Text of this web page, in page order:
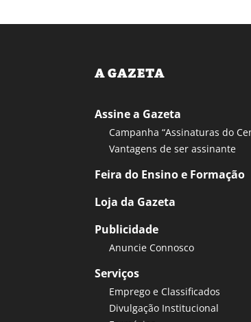
A GAZETA
Assine a Gazeta
Campanha “Assinaturas do
Vantagens de ser assinante
Feira do Ensino e Formação
Loja da Gazeta
Publicidade
Anuncie Connosco
Serviços
Emprego e Classificados
Divulgação Institucional